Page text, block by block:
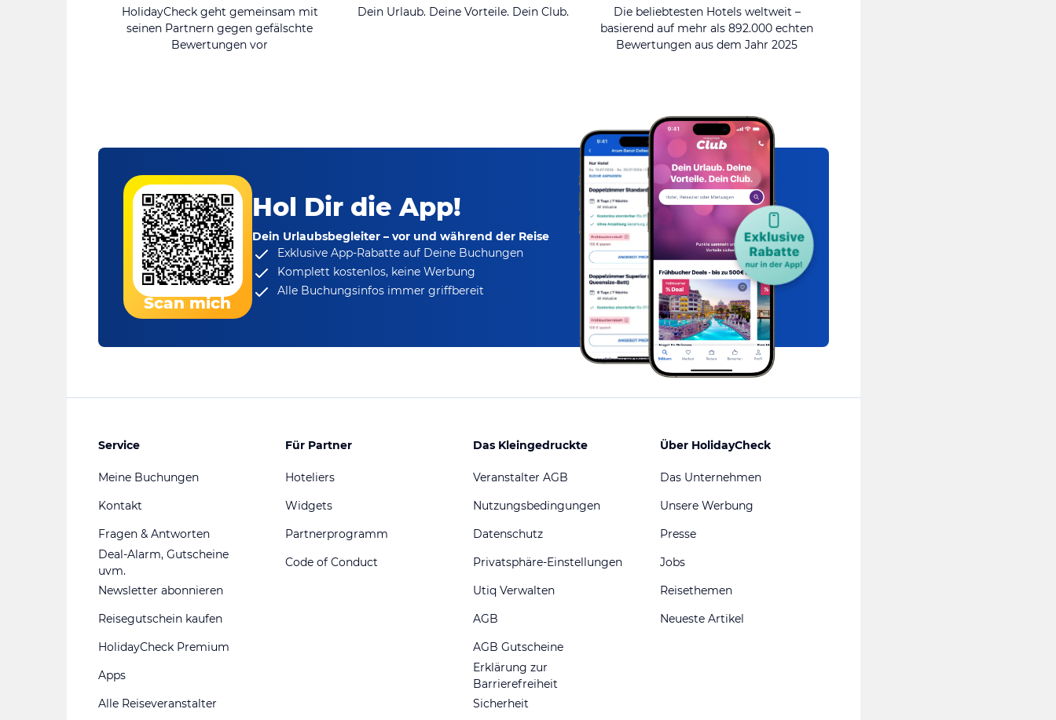
HolidayCheck geht gemeinsam mit
seinen Partnern gegen gefälschte
Bewertungen vor
Dein Urlaub. Deine Vorteile. Dein Club.
Die beliebtesten Hotels weltweit –
basierend auf mehr als 892.000 echten
Bewertungen aus dem Jahr 2025
Scan mich
Hol Dir die App!
Dein Urlaubsbegleiter – vor und während der Reise
Exklusive App-Rabatteauf Deine Buchungen
Komplett kostenlos, keine Werbung
Alle Buchungsinfos immer griffbereit
Service
Meine Buchungen
Kontakt
Fragen & Antworten
Deal-Alarm, Gutscheine
uvm.
Newsletter abonnieren
Reisegutschein kaufen
HolidayCheck Premium
Apps
Alle Reiseveranstalter
Für Partner
Hoteliers
Widgets
Partnerprogramm
Code of Conduct
Das Kleingedruckte
Veranstalter AGB
Nutzungsbedingungen
Datenschutz
Privatsphäre-Einstellungen
Utiq Verwalten
AGB
AGB Gutscheine
Erklärung zur
Barrierefreiheit
Sicherheit
Über HolidayCheck
Das Unternehmen
Unsere Werbung
Presse
Jobs
Reisethemen
Neueste Artikel